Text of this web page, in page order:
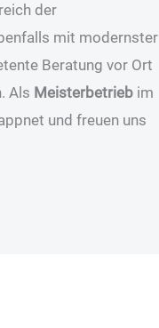
der
mit modernster
Beratung vor Ort
Als Meisterbetrieb im
und freuen uns